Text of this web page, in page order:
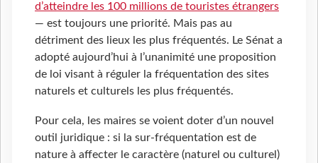
d’atteindre les 100 millions de touristes étrangers
— est toujours une priorité. Mais pas au
détriment des lieux les plus fréquentés. Le Sénat a
adopté aujourd’hui à l’unanimité une proposition
de loi visant à réguler la fréquentation des sites
naturels et culturels les plus fréquentés.
Pour cela, les maires se voient doter d’un nouvel
outil juridique : si la sur-fréquentation est de
nature à affecter le caractère (naturel ou culturel)